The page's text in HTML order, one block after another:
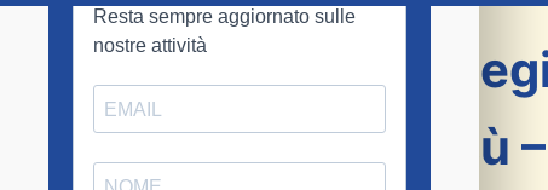
Convegno sul
Compagnia di Gesù